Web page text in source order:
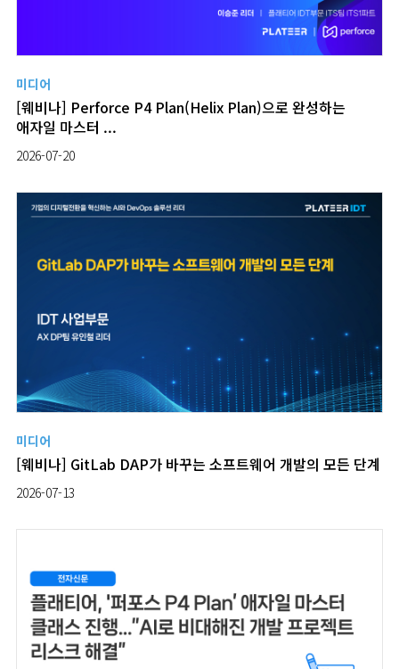
미디어
[웨비나] Perforce P4 Plan(Helix Plan)으로 완성하는
애자일 마스터 ...
2026-07-20
미디어
[웨비나] GitLab DAP가 바꾸는 소프트웨어 개발의 모든 단계
2026-07-13